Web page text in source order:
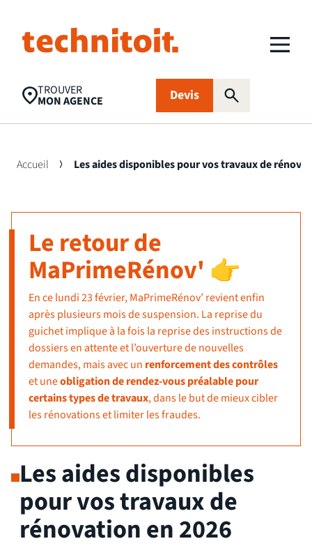
TROUVER
MON AGENCE Devis
Nettoyage toiture
Aides financières
Panneaux
Isolation
Traitement
d’humidité
FAQ
Accueil Les aides disponibles pour vos travaux de
Le retour de
MaPrimeRénov' 👉
En ce lundi 23 février, MaPrimeRénov’ revient enfin
après plusieurs mois de suspension. La reprise du
guichet implique à la fois la reprise des instructions de
dossiers en attente et l’ouverture de nouvelles
demandes, mais avec un renforcement des contrôles
et uneobligation de rendez-vous préalable pour
certains types de travaux, dans le but de mieux cibler
les rénovations et limiter les fraudes.
Les aides disponibles
pour vos travaux de
rénovation en 2026